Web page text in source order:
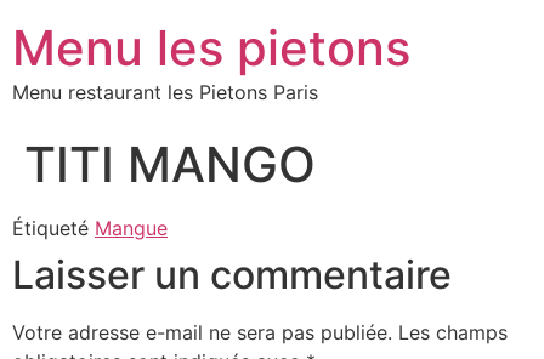
Menu les pietons
Menu restaurant les Pietons Paris
TITI MANGO
Étiqueté Mangue
Laisser un commentaire
Votre adresse e-mail ne sera pas publiée. Les champs